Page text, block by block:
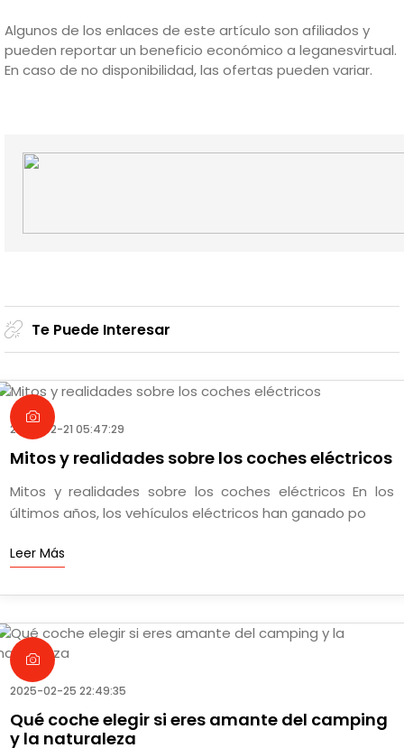
Algunos de los enlaces de este artículo son afiliados y
pueden reportar un beneficio económico a leganesvirtual.
En caso de no disponibilidad, las ofertas pueden variar.
Te Puede Interesar
2025-02-21 05:47:29
Mitos y realidades sobre los coches eléctricos
Mitos y realidades sobre los coches eléctricos En los
últimos años, los vehículos eléctricos han ganado po
Leer Más
2025-02-25 22:49:35
Qué coche elegir si eres amante del camping
y la naturaleza